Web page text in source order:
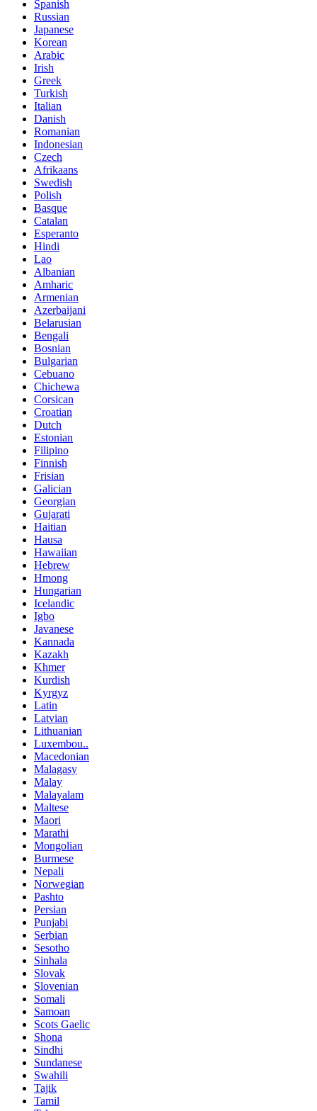
Spanish
Russian
Japanese
Korean
Arabic
Irish
Greek
Turkish
Italian
Danish
Romanian
Indonesian
Czech
Afrikaans
Swedish
Polish
Basque
Catalan
Esperanto
Hindi
Lao
Albanian
Amharic
Armenian
Azerbaijani
Belarusian
Bengali
Bosnian
Bulgarian
Cebuano
Chichewa
Corsican
Croatian
Dutch
Estonian
Filipino
Finnish
Frisian
Galician
Georgian
Gujarati
Haitian
Hausa
Hawaiian
Hebrew
Hmong
Hungarian
Icelandic
Igbo
Javanese
Kannada
Kazakh
Khmer
Kurdish
Kyrgyz
Latin
Latvian
Lithuanian
Luxembou..
Macedonian
Malagasy
Malay
Malayalam
Maltese
Maori
Marathi
Mongolian
Burmese
Nepali
Norwegian
Pashto
Persian
Punjabi
Serbian
Sesotho
Sinhala
Slovak
Slovenian
Somali
Samoan
Scots Gaelic
Shona
Sindhi
Sundanese
Swahili
Tajik
Tamil